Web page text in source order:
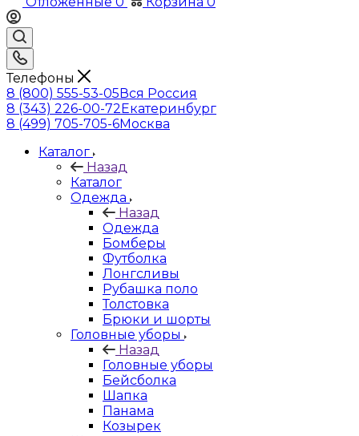
Телефоны
8 (800) 555-53-05Вся Россия
8 (343) 226-00-72Екатеринбург
8 (499) 705-705-6Москва
Каталог
Назад
Каталог
Одежда
Назад
Одежда
Бомберы
Футболка
Лонгсливы
Рубашка поло
Толстовка
Брюки и шорты
Головные уборы
Назад
Головные уборы
Бейсболка
Шапка
Панама
Козырек